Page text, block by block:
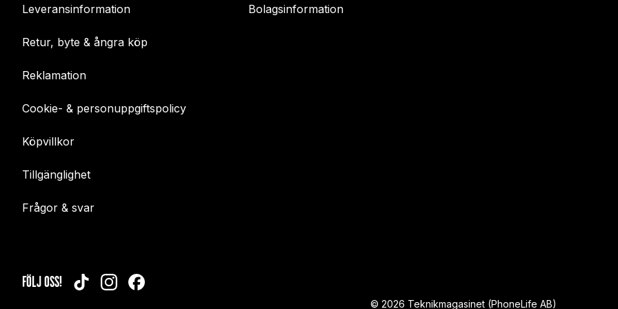
Leveransinformation
Retur, byte & ångra köp
Reklamation
Cookie- & personuppgiftspolicy
Köpvillkor
Tillgänglighet
Frågor & svar
Bolagsinformation
FÖLJ OSS! TIKTOKINSTAGRAMFACEBOOK
© 2026 Teknikmagasinet (PhoneLife AB)